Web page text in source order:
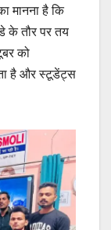
मानना ​​है कि
के तौर पर तय
को
है और स्टूडेंट्स